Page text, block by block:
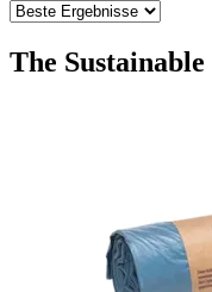
The